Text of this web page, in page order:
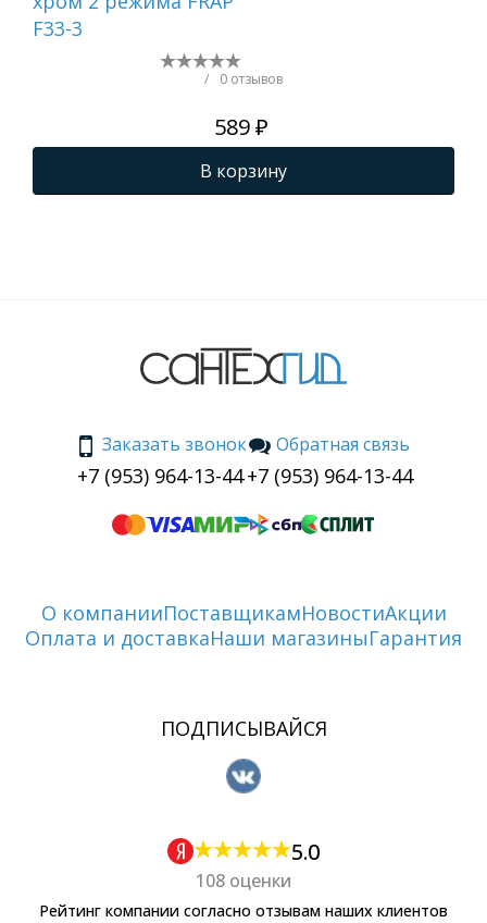
F33-3
/ 0 отзывов
589 ₽
В корзину
Заказать звонок
+7 (953) 964-13-44
Обратная связь
+7 (953) 964-13-44
О компанииПоставщикамНовостиАкции
Оплата и доставкаНаши магазиныГарантия
ПОДПИСЫВАЙСЯ
5.0
108 оценки
Рейтинг компании согласно отзывам наших клиентов